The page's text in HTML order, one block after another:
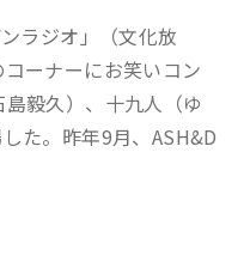
ラジオ」（文化放
ーナーにお笑いコン
毅久）、十九人（ゆ
た。昨年9月、ASH&D